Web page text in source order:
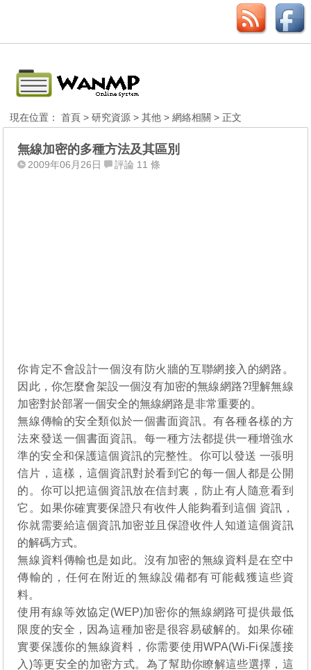
現在位置：首頁 >研究資源 >其他 >網絡相關 > 正文
無線加密的多種方法及其區別
2009年06月26日 評論 11 條
你肯定不會設計一個沒有防火牆的互聯網接入的網路。
因此，你怎麼會架設一個沒有加密的無線網路?理解無線
加密對於部署一個安全的無線網路是非常重要的。
無線傳輸的安全類似於一個書面資訊。有各種各樣的方
法來發送一個書面資訊。每一種方法都提供一種增強水
準的安全和保護這個資訊的完整性。你可以發送 一張明
信片，這樣，這個資訊對於看到它的每一個人都是公開
的。你可以把這個資訊放在信封裏，防止有人隨意看到
它。如果你確實要保證只有收件人能夠看到這個 資訊，
你就需要給這個資訊加密並且保證收件人知道這個資訊
的解碼方式。
無線資料傳輸也是如此。沒有加密的無線資料是在空中
傳輸的，任何在附近的無線設備都有可能截獲這些資
料。
使用有線等效協定(WEP)加密你的無線網路可提供最低
限度的安全，因為這種加密是很容易破解的。如果你確
實要保護你的無線資料，你需要使用WPA(Wi-Fi保護接
入)等更安全的加密方式。為了幫助你瞭解這些選擇，這